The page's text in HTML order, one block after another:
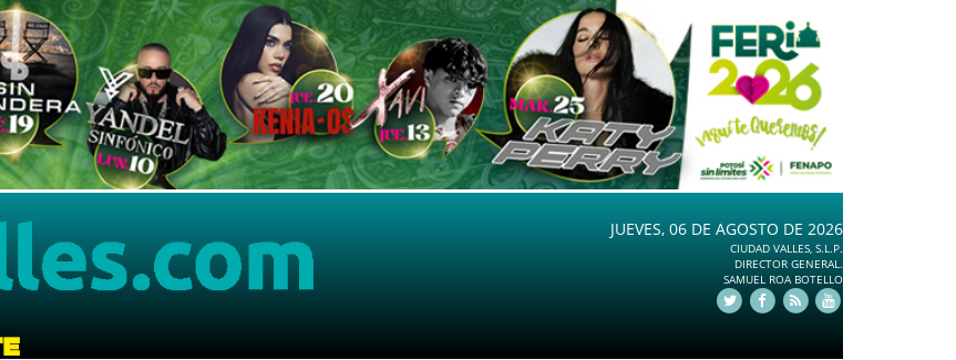
JUEVES, 06 DE AGOSTO DE 2026
CIUDAD VALLES, S.L.P.
DIRECTOR GENERAL.
SAMUEL ROA BOTELLO